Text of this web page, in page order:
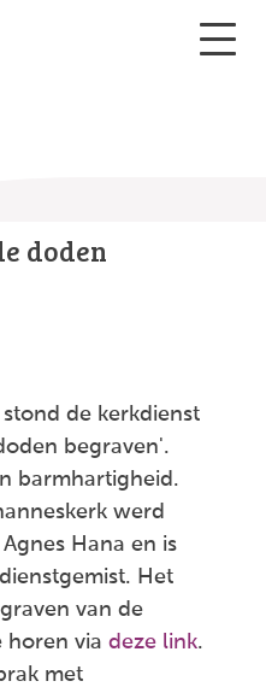
doden
de kerkdienst
begraven'.
barmhartigheid.
werd
Hana en is
Het
van de
horen via deze link.
met